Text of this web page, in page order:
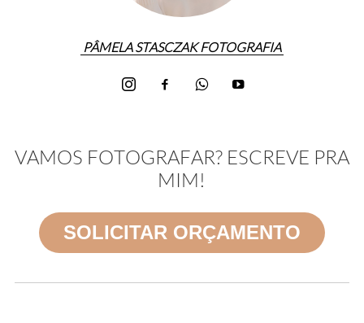
PÂMELA STASCZAK FOTOGRAFIA
VAMOS FOTOGRAFAR? ESCREVE PRA
MIM!
SOLICITAR ORÇAMENTO